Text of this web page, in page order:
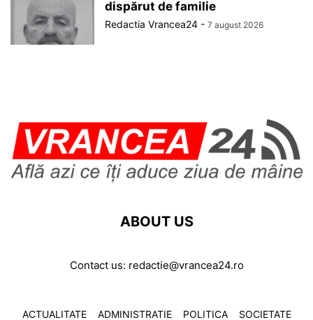
dispărut de familie
Redactia Vrancea24 - 7 august 2026
ABOUT US
Contact us: redactie@vrancea24.ro
ACTUALITATE ADMINISTRATIE POLITICA SOCIETATE